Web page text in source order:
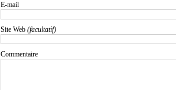
E-mail
Site Web (facultatif)
Commentaire